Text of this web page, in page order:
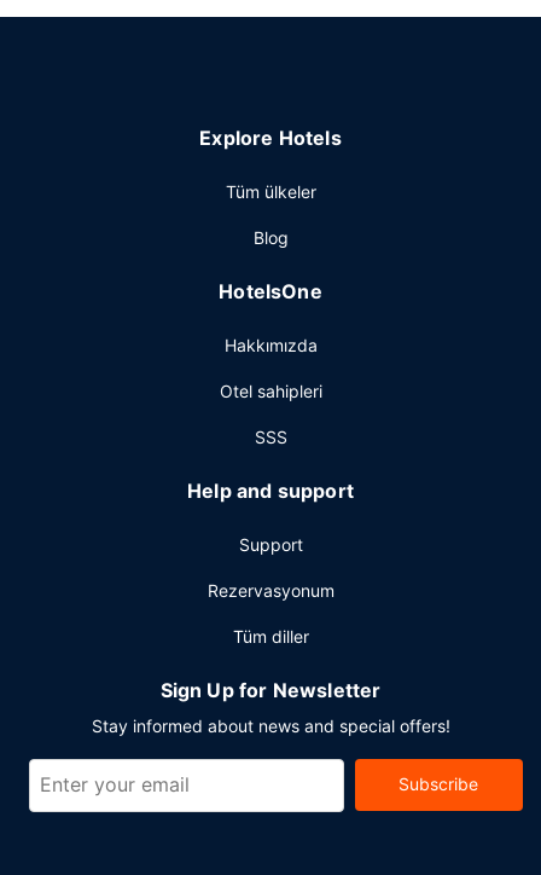
sunulan dinlenme fırsatlarından yararlanın. Bu otelde ayrıca
Ücretsiz tam kahvaltı servisi hafta içi 6 ve 9, hafta sonu 6
Misafirler için ofis, hızlı çıkış ve 24 saat açık resepsiyon
vardır. Ücretsiz otopark vardır.
Explore Hotels
Tüm ülkeler
Blog
HotelsOne
Hakkımızda
Otel sahipleri
SSS
Help and support
Support
Rezervasyonum
Tüm diller
Sign Up for Newsletter
Stay informed about news and special offers!
Subscribe